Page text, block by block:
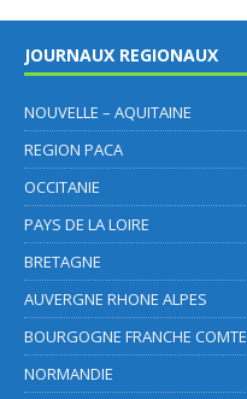
JOURNAUX REGIONAUX
NOUVELLE – AQUITAINE
REGION PACA
OCCITANIE
PAYS DE LA LOIRE
BRETAGNE
AUVERGNE RHONE ALPES
BOURGOGNE FRANCHE COMTE
NORMANDIE